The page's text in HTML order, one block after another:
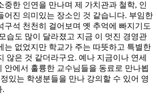
중한 인연을 만나며 제 가치관과 철학, 인
어진 의미있는 장소인 것 같습니다. 부임한
구석 천천히 걸어보며 옛 추억에 빠지기도
습도 많이 달라졌고 지금 이 멋진 경영관
는 없었지만 학교가 주는 따뜻하고 특별한
않은 것 같더라구요. 예나 지금이나 연세
안에서 훌륭한 교수님들을 동료로 만나뵙
있는 학생분들을 만나 강의할 수 있어 영
.